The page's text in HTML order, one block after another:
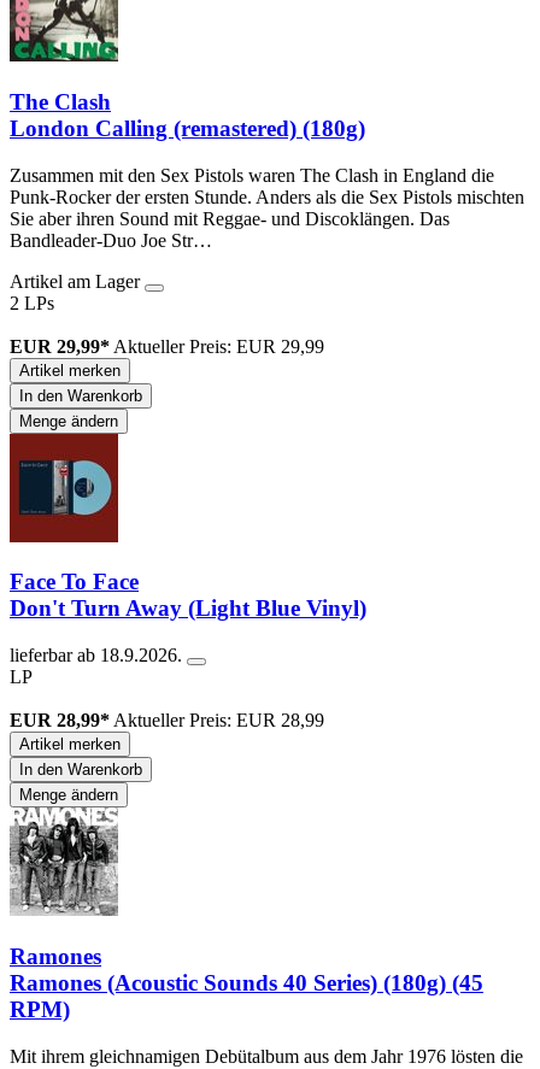
The Clash
London Calling (remastered) (180g)
Zusammen mit den Sex Pistols waren The Clash in England die
Punk-Rocker der ersten Stunde. Anders als die Sex Pistols mischten
Sie aber ihren Sound mit Reggae- und Discoklängen. Das
Bandleader-Duo Joe Str…
Artikel am Lager
2 LPs
EUR 29,99* Aktueller Preis: EUR 29,99
Artikel merken
In den Warenkorb
Menge ändern
Face To Face
Don't Turn Away (Light Blue Vinyl)
lieferbar ab 18.9.2026.
LP
EUR 28,99* Aktueller Preis: EUR 28,99
Artikel merken
In den Warenkorb
Menge ändern
Ramones
Ramones (Acoustic Sounds 40 Series) (180g) (45
RPM)
Mit ihrem gleichnamigen Debütalbum aus dem Jahr 1976 lösten die